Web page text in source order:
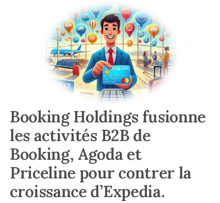
Booking Holdings fusionne
les activités B2B de
Booking, Agoda et
Priceline pour contrer la
croissance d’Expedia.